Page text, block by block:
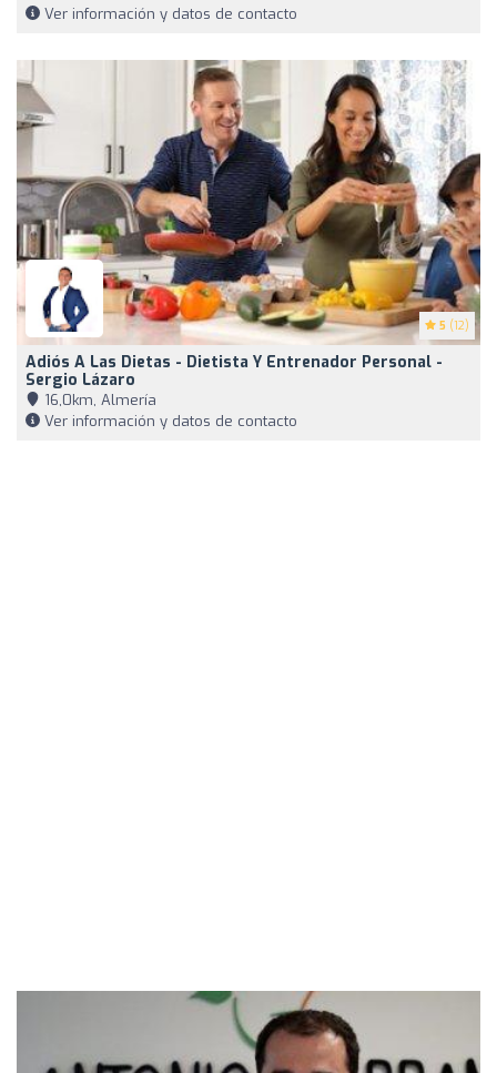
Ver información y datos de contacto
5 (12)
Adiós A Las Dietas - Dietista Y Entrenador Personal -
Sergio Lázaro
16,0km, Almería
Ver información y datos de contacto